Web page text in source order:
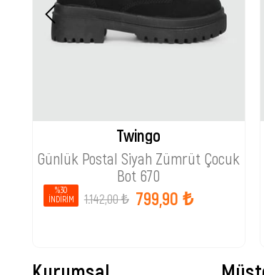
Twingo
Günlük Postal Siyah Zümrüt Çocuk
Bot 670
799,90 ₺
1.142,00 ₺
%30
İNDIRIM